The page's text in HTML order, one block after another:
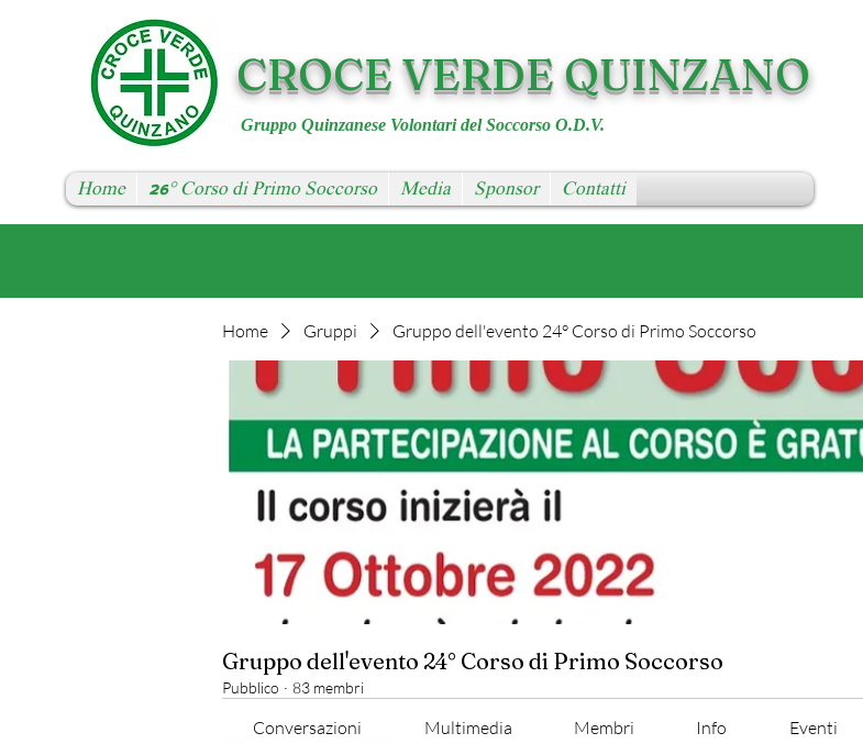
CROCE VERDE QUINZANO
Gruppo Quinzanese Volontari del Soccorso O.D.V.
Home 26° Corso di Primo Soccorso Media Sponsor Contatti
Home Gruppi Gruppo dell'evento 24° Corso di Primo Soccorso
Gruppo dell'evento 24° Corso di Primo Soccorso
Pubblico · 83 membri
Conversazioni Multimedia Membri Info Eventi